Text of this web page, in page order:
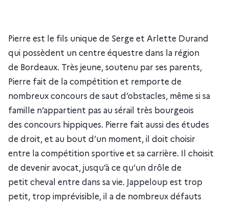
Pierre est le fils unique de Serge et Arlette Durand
qui possèdent un centre équestre dans la région
de Bordeaux. Très jeune, soutenu par ses parents,
Pierre fait de la compétition et remporte de
nombreux concours de saut d’obstacles, même si sa
famille n’appartient pas au sérail très bourgeois
des concours hippiques. Pierre fait aussi des études
de droit, et au bout d’un moment, il doit choisir
entre la compétition sportive et sa carrière. Il choisit
de devenir avocat, jusqu’à ce qu’un drôle de
petit cheval entre dans sa vie. Jappeloup est trop
petit, trop imprévisible, il a de nombreux défauts